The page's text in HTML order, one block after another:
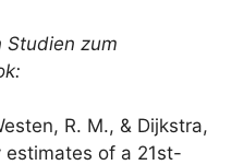
Studien zum
R. M., & Dijkstra,
of a 21st-